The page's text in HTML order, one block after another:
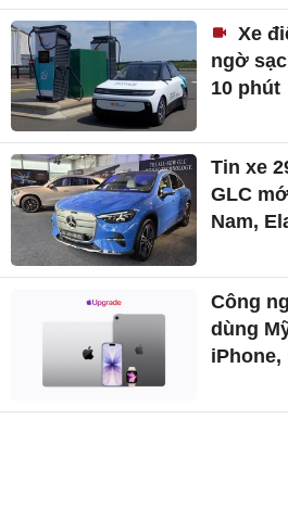
Xe
ngờ
10 phút
Tin xe
GLC
Nam,
Công
dùng
iPhone,